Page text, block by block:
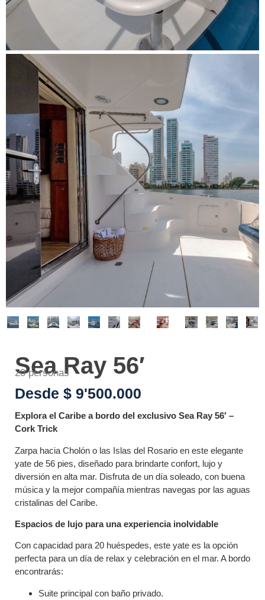
Sea Ray 56′
20 personas
Desde $ 9'500.000
Explora el Caribe a bordo del exclusivo Sea Ray 56′ –
Cork Trick
Zarpa hacia Cholón o las Islas del Rosario en este elegante
yate de 56 pies, diseñado para brindarte confort, lujo y
diversión en alta mar. Disfruta de un día soleado, con buena
música y la mejor compañía mientras navegas por las aguas
cristalinas del Caribe.
Espacios de lujo para una experiencia inolvidable
Con capacidad para 20 huéspedes, este yate es la opción
perfecta para un día de relax y celebración en el mar. A bordo
encontrarás:
Suite principal con baño privado.